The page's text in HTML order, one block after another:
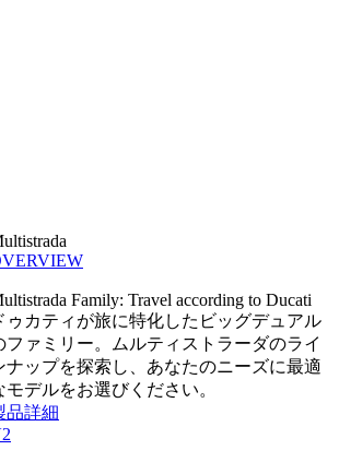
Family: Travel according to Ducati
ゥカティが旅に特化したビッグデュアル
ファミリー。ムルティストラーダのライ
ナップを探索し、あなたのニーズに最適
モデルをお選びください。
品詳細